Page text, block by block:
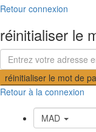
Retour connexion
réinitialiser le
réinitialiser le mot de
Retour à la connexion
MAD